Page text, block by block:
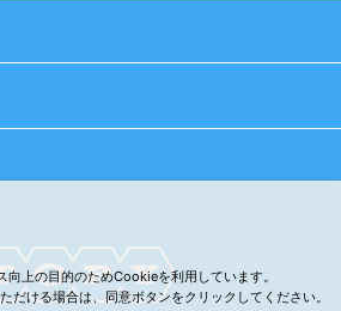
向上の目的のためCookieを利用しています。
だける場合は、同意ボタンをクリックしてください。